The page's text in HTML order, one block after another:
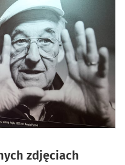
zdjęciach